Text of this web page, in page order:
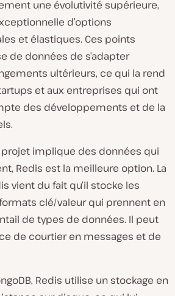
une évolutivité supérieure,
d’options
et élastiques. Ces points
de données de s’adapter
ultérieurs, ce qui la rend
et aux entreprises qui ont
des développements et de la
projet implique des données qui
Redis est la meilleure option. La
vient du fait qu’il stocke les
clé/valeur qui prennent en
de types de données. Il peut
de courtier en messages et de
Redis utilise un stockage en